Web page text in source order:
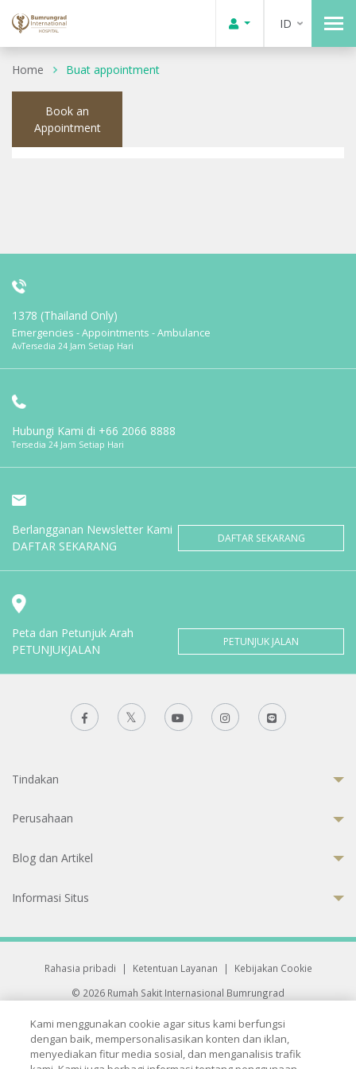
ID
Home Buat appointment
Book an
Appointment
1378 (Thailand Only)
Emergencies - Appointments - Ambulance
AvTersedia 24 Jam Setiap Hari
Hubungi Kami di +66 2066 8888
Tersedia 24 Jam Setiap Hari
Berlangganan Newsletter Kami
DAFTAR SEKARANG
DAFTAR SEKARANG
Peta dan Petunjuk Arah
PETUNJUKJALAN
PETUNJUK JALAN
Tindakan
Perusahaan
Blog dan Artikel
Informasi Situs
Rahasia pribadi | Ketentuan Layanan |
Kebijakan Cookie
© 2026 Rumah Sakit Internasional Bumrungrad
33 Sukhumvit 3, Wattana, Bangkok 10110 Thailand.
All rights reserved.
Kami menggunakan cookie agar situs kami berfungsi
dengan baik, mempersonalisasikan konten dan iklan,
menyediakan fitur media sosial, dan menganalisis trafik